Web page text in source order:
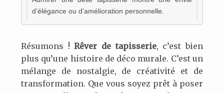
d’élégance ou d’amélioration personnelle.
Résumons !Rêver de tapisserie, c’est bien
plus qu’une histoire de déco murale. C’est un
mélange de nostalgie, de créativité et de
transformation. Que vous soyez prêt à poser